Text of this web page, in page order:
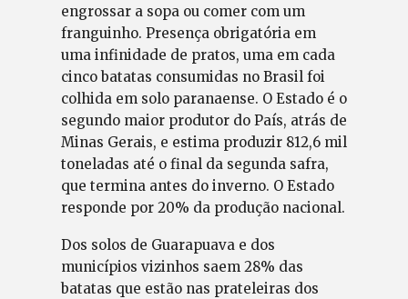
engrossar a sopa ou comer com um
franguinho. Presença obrigatória em
uma infinidade de pratos, uma em cada
cinco batatas consumidas no Brasil foi
colhida em solo paranaense. O Estado é o
segundo maior produtor do País, atrás de
Minas Gerais, e estima produzir 812,6 mil
toneladas até o final da segunda safra,
que termina antes do inverno. O Estado
responde por 20% da produção nacional.
Dos solos de Guarapuava e dos
municípios vizinhos saem 28% das
batatas que estão nas prateleiras dos